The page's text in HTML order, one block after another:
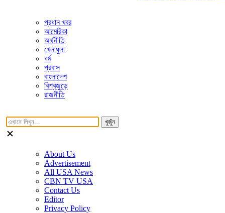
প্রধান খবর
আমেরিকা
অর্থনীতি
খেলাধুলা
ধর্ম
প্রবাস
বাংলাদেশ
বিশ্বজুড়ে
রাজনীতি
খুজুঁন
About Us
Advertisement
All USA News
CBN TV USA
Contact Us
Editor
Privacy Policy